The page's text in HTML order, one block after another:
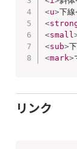
<u>下線
<
<small
<sub>
<mark>
リンク